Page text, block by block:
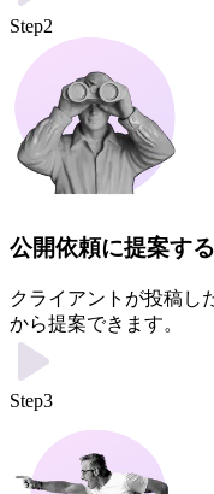
Step2
公開依頼に提案する
クライアントが投稿し
から提案できます。
Step3